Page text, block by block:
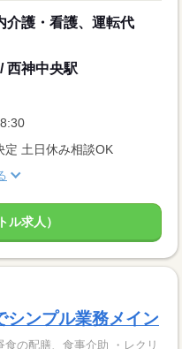
介護・看護、運転代
西神中央駅
定 土日休み相談OK
ル求人）
ンプル業務メイン
の配膳、食事介助 ・レクリ